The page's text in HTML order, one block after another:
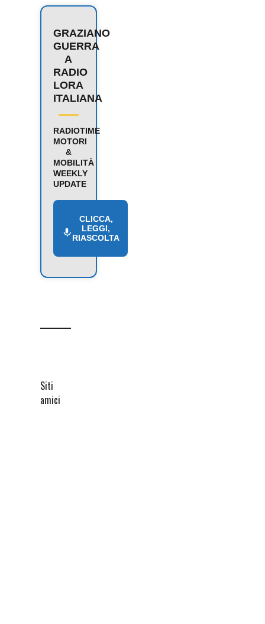
GRAZIANO
GUERRA
A
RADIO
LORA
ITALIANA
RADIOTIME
MOTORI
&
MOBILITÀ
WEEKLY
UPDATE
CLICCA,
LEGGI,
RIASCOLTA
Siti
amici